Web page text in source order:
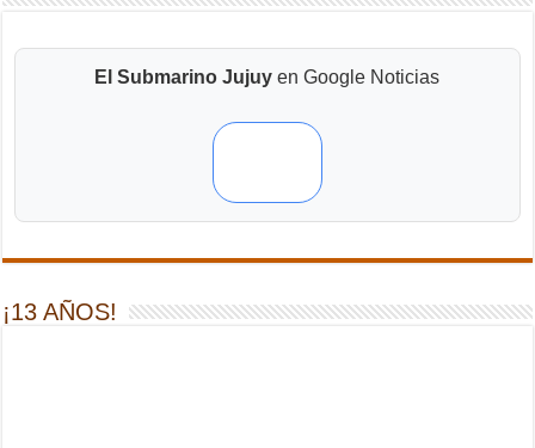
El Submarino Jujuy en Google Noticias
¡13 AÑOS!